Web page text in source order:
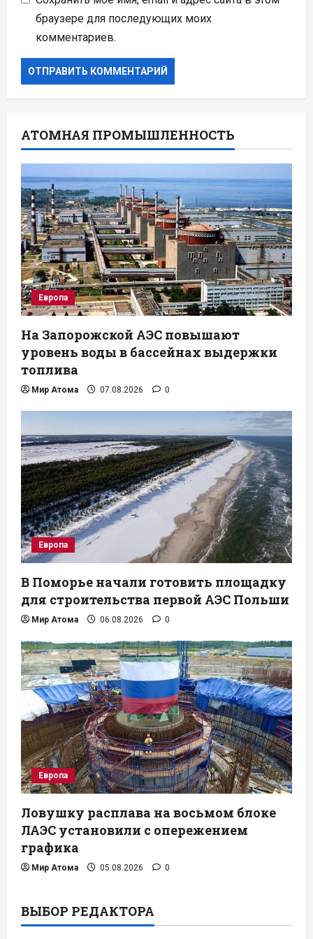
браузере для последующих моих
комментариев.
АТОМНАЯ ПРОМЫШЛЕННОСТЬ
Европа
На Запорожской АЭС повышают
уровень воды в бассейнах выдержки
топлива
Мир Атома 07.08.2026 0
Европа
В Поморье начали готовить площадку
для строительства первой АЭС Польши
Мир Атома 06.08.2026 0
Европа
Ловушку расплава на восьмом блоке
ЛАЭС установили с опережением
графика
Мир Атома 05.08.2026 0
ВЫБОР РЕДАКТОРА